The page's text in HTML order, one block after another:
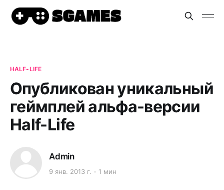
HALF-LIFE
Опубликован уникальный
геймплей альфа-версии
Half-Life
Admin
9 янв. 2013 г. 1 мин